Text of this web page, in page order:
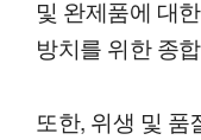
및 완제품에 대
방치를 위한 종
또한, 위생 및 품